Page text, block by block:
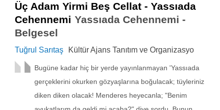
Üç Adam Yirmi Beş Cellat - Yassıada
Cehennemi Yassıada Cehennemi -
Belgesel
Tuğrul Sarıtaş Kültür Ajans Tanıtım ve Organizasyo
Bugüne kadar hiç bir yerde yayınlanmayan 'Yassıada
gerçeklerini okurken gözyaşlarına boğulacak; tüyleriniz
diken diken olacak! Menderes heyecanla; "Benim